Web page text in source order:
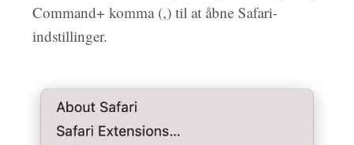
Command+ komma (,) til at åbne Safari-
indstillinger.